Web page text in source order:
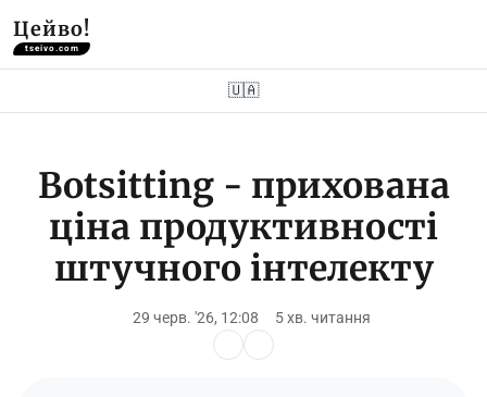
Цейво!
tseivo.com
🇺🇦
Botsitting - прихована
ціна продуктивності
штучного інтелекту
29 черв. '26, 12:08 5 хв. читання